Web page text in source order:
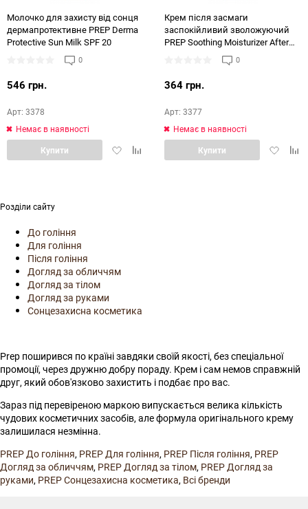
Молочко для захисту від сонця
дермапротективне PREP Derma
Protective Sun Milk SPF 20
0
546 грн.
Арт: 3378
Немає в наявності
ДодатиДодати
Купити
Крем після засмаги
заспокійливий зволожуючий
PREP Soothing Moisturizer After
0
364 грн.
Арт: 3377
Немає в наявності
Додати
Купити
Розділи сайту
До гоління
Для гоління
Після гоління
Догляд за обличчям
Догляд за тілом
Догляд за руками
Сонцезахисна косметика
Prep поширився по країні завдяки своїй якості, без спеціальної
промоції, через дружню добру пораду. Крем і сам немов справжній
друг, який обов'язково захистить і подбає про вас.
Зараз під перевіреною маркою випускається велика кількість
чудових косметичних засобів, але формула оригінального крему
залишилася незмінна.
PREP До гоління, PREP Для гоління, PREP Після гоління, PREP
Догляд за обличчям, PREP Догляд за тілом, PREP Догляд за
руками, PREP Сонцезахисна косметика, Всі бренди